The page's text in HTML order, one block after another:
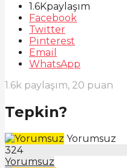
1.6Kpaylaşım
Facebook
Twitter
Pinterest
Email
WhatsApp
1.6k paylaşım, 20 puan
Tepkin?
Yorumsuz
324
Yorumsuz